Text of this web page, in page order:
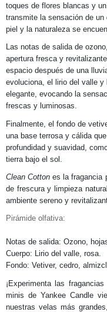
toques de flores blancas y
transmite la sensación de
piel y la naturaleza se
Las notas de salida de
apertura fresca y
espacio después de una
evoluciona, el lirio del valle
elegante, evocando la
frescas y luminosas.
Finalmente, el fondo de
una base terrosa y cálida
profundidad y suavidad,
tierra bajo el sol.
Clean Cottones la fragancia
de frescura y limpieza
ambiente sereno y
Pirámide olfativa:
Notas de salida: Ozono,
Cuerpo: Lirio del valle, rosa.
Fondo: Vetiver, cedro,
¡Experimenta las
minis de Yankee Candle
nuestras velas más